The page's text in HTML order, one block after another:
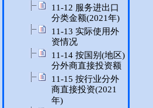
11-12 服务进出口
分类金额(2021年)
11-13 实际使用外
资情况
11-14 按国别(地区)
分外商直接投资额
11-15 按行业分外
商直接投资(2021
年)